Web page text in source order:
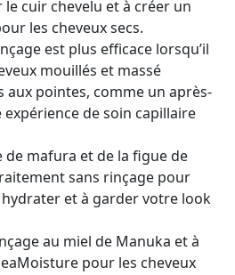
le cuir chevelu et à créer un
les cheveux secs.
est plus efficace lorsqu’il
mouillés et massé
aux pointes, comme un après-
de soin capillaire
de mafura et de la figue de
sans rinçage pour
hydrater et à garder votre look
au miel de Manuka et à
pour les cheveux